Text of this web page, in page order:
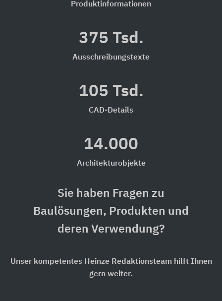
Produktinformationen
375 Tsd.
Ausschreibungstexte
105 Tsd.
CAD-Details
14.000
Architekturobjekte
Sie haben Fragen zu
Baulösungen, Produkten und
deren Verwendung?
Unser kompetentes Heinze Redaktionsteam hilft Ihnen
gern weiter.